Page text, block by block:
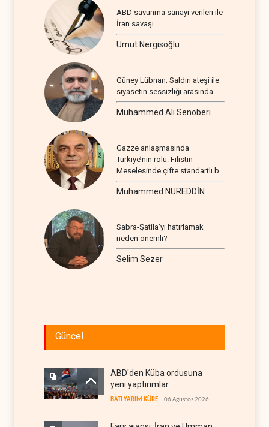
ABD savunma sanayi verileri ile
İran savaşı
Umut Nergisoğlu
Güney Lübnan; Saldırı ateşi ile
siyasetin sessizliği arasında
Muhammed Ali Senoberi
Gazze anlaşmasında
Türkiye’nin rolü: Filistin
Meselesinde çifte standartlı bir
seyir
Muhammed NUREDDİN
Sabra-Şatila’yı hatırlamak
neden önemli?
Selim Sezer
Güncel
ABD'den Küba ordusuna
yeni yaptırımlar
BATI YARIM KÜRE 06 Ağustos 2026